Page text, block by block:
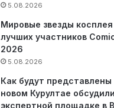
5.08.2026
Мировые звезды
лучших участников
2026
5.08.2026
Как будут представлены
новом Курултае
экспертной площадке в